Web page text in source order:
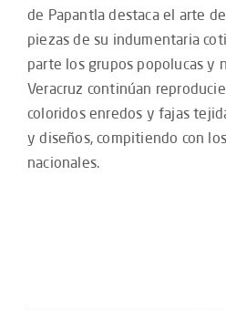
de Papantla destaca el arte
piezas de su indumentaria
parte los grupos popolucas y
Veracruz continúan
coloridos enredos y fajas
y diseños, compitiendo con
nacionales.